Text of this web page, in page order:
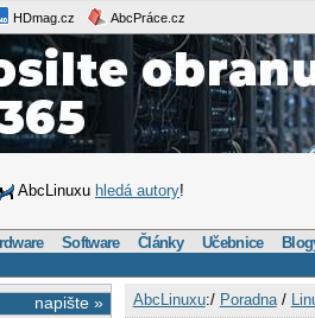
HDmag.cz AbcPráce.cz
AbcLinuxu hledá autory!
Software Články Učebnice
napište » AbcLinuxu:/ Poradna/